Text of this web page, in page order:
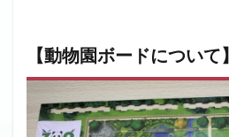
【動物園ボードについて】